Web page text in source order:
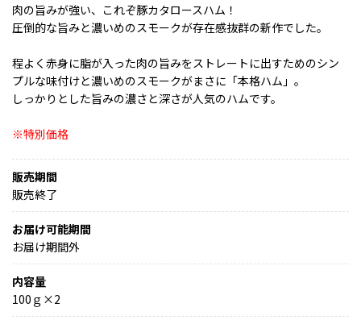
肉の旨みが強い、これぞ豚カタロースハム！
圧倒的な旨みと濃いめのスモークが存在感抜群の新作でした。
程よく赤身に脂が入った肉の旨みをストレートに出すためのシン
プルな味付けと濃いめのスモークがまさに「本格ハム」。
しっかりとした旨みの濃さと深さが人気のハムです。
※特別価格
販売期間
販売終了
お届け可能期間
お届け期間外
内容量
100ｇ×2